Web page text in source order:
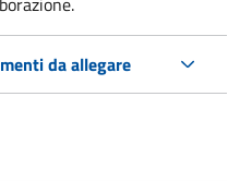
da allegare